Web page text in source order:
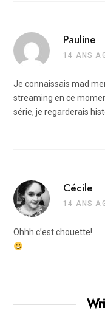
Pauline
14 ANS
Je connaissais mad
streaming en ce
série, je regarderais
Cécile
14 ANS
Ohhh c’est chouette!